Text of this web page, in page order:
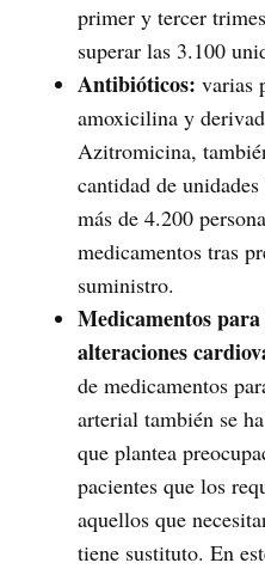
primer y tercer
superar las 3.100
Antibióticos: varias
amoxicilina y
Azitromicina,
cantidad de
más de 4.200
medicamentos tras
suministro.
Medicamentos
alteraciones
de medicamentos
arterial también se
que plantea
pacientes que los
aquellos que
tiene sustituto. En